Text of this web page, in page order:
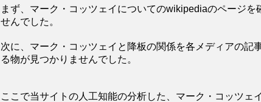
まず、マーク・コッツェイについてのwikipediaのページ
せんでした。
次に、マーク・コッツェイと降板の関係を各メディアの記
る物が見つかりませんでした。
ここで当サイトの人工知能の分析した、マーク・コッツェ